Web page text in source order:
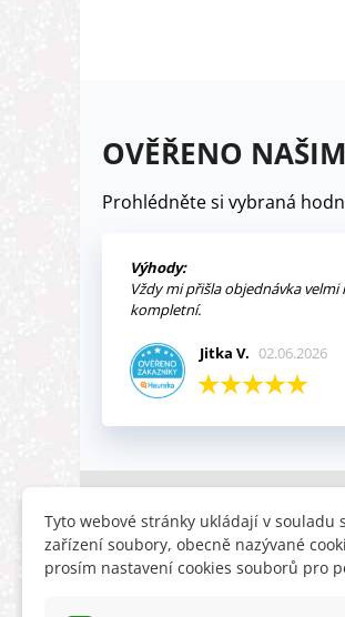
OVĚŘENO
Prohlédněte si vybraná
Výhody:
Vždy mi přišla objednávka
kompletní.
Jitka V. 02.06.2026
INFORMACE
Obchodní podmínky
Tyto webové stránky ukládají v souladu
zařízení soubory, obecně nazývané
prosím nastavení cookies souborů pro